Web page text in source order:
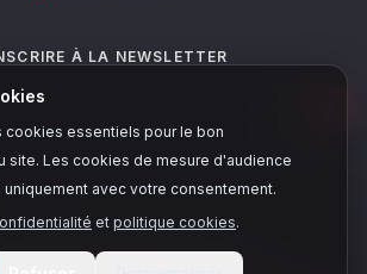
cookies essentiels pour le bon
site. Les cookies de mesure d'audience
uniquement avec votre consentement.
et politique cookies.
À LA NEWSLETTER
reCAPTCHA. Les règles de confidentialité
Majoli - Tous droits réservés